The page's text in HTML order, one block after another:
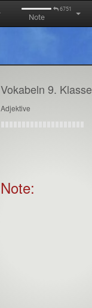
6751
Note
Vokabeln 9. Klasse
Adjektive
Note: